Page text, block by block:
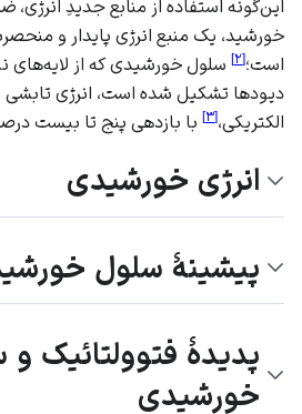
این‌گونه استفاده از منابع جدیدِ انرژی،
خورشید، یک منبع انرژی پایدار و
است؛[۲] سلول خورشیدی که از لایه‌های
دیودها تشکیل شده است، انرژی تابشی
الکتریکی،[۳] با بازدهی پنج تا بیست
انرژی خورشیدی
پیشینهٔ سلول
پدیدهٔ فتوولتائیک
خورشیدی